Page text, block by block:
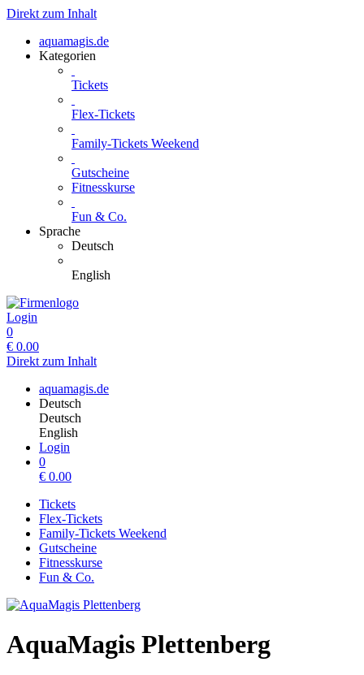
Direkt zum Inhalt
aquamagis.de
Kategorien
Tickets
Flex-Tickets
Family-Tickets Weekend
Gutscheine
Fitnesskurse
Fun & Co.
Sprache
Deutsch
English
Login
0
€ 0.00
Direkt zum Inhalt
aquamagis.de
Deutsch
Deutsch
English
Login
0
€ 0.00
Tickets
Flex-Tickets
Family-Tickets Weekend
Gutscheine
Fitnesskurse
Fun & Co.
AquaMagis Plettenberg